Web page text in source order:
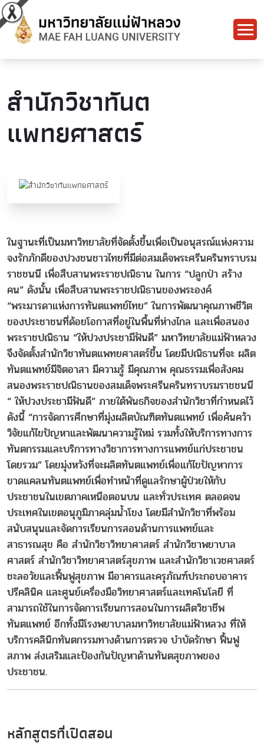
สำนักวิชาทันต
แพทยศาสตร์
ในฐานะที่เป็นมหาวิทยาลัยที่จัดตั้งขึ้นเพื่อเป็นอนุสรณ์แห่งความ
จงรักภักดีของปวงชนชาวไทยที่มีต่อสมเด็จพระศรีนครินทราบรม
ราชชนนี เพื่อสืบสานพระราชปณิธาน ในการ “ปลูกป่า สร้าง
คน” ดังนั้น เพื่อสืบสานพระราชปณิธานของพระองค์
“พระมารดาแห่งการทันตแพทย์ไทย” ในการพัฒนาคุณภาพชีวิต
ของประชาชนที่ด้อยโอกาสที่อยู่ในพื้นที่ห่างไกล และเพื่อสนอง
พระราชปณิธาน “ให้ปวงประชามีฟันดี” มหาวิทยาลัยแม่ฟ้าหลวง
จึงจัดตั้งสำนักวิชาทันตแพทยศาสตร์ขึ้น โดยมีปณิธานที่จะ ผลิต
ทันตแพทย์มีจิตอาสา มีความรู้ มีคุณภาพ คุณธรรมเพื่อสังคม
สนองพระราชปณิธานของสมเด็จพระศรีนครินทราบรมราชชนนี
“ ให้ปวงประชามีฟันดี” ภายใต้พันธกิจของสำนักวิชาที่กำหนดไว้
ดังนี้ “การจัดการศึกษาที่มุ่งผลิตบัณฑิตทันตแพทย์ เพื่อค้นคว้า
วิจัยแก้ไขปัญหาและพัฒนาความรู้ใหม่ รวมทั้งให้บริการทางการ
ทันตกรรมและบริการทางวิชาการทางการแพทย์แก่ประชาชน
โดยรวม” โดยมุ่งหวังที่จะผลิตทันตแพทย์เพื่อแก้ไขปัญหาการ
ขาดแคลนทันตแพทย์เพื่อทำหน้าที่ดูแลรักษาผู้ป่วยให้กับ
ประชาชนในเขตภาคเหนือตอนบน และทั่วประเทศ ตลอดจน
ประเทศในเขตอนุภูมิภาคลุ่มน้ำโขง โดยมีสำนักวิชาที่พร้อม
สนับสนุนและจัดการเรียนการสอนด้านการแพทย์และ
สาธารณสุข คือ สำนักวิชาวิทยาศาสตร์ สำนักวิชาพยาบาล
ศาสตร์ สำนักวิชาวิทยาศาสตร์สุขภาพ และสำนักวิชาเวชศาสตร์
ชะลอวัยและฟื้นฟูสุขภาพ มีอาคารและครุภัณฑ์ประกอบอาคาร
ปรีคลินิค และศูนย์เครื่องมือวิทยาศาสตร์และเทคโนโลยี ที่
สามารถใช้ในการจัดการเรียนการสอนในการผลิตวิชาชีพ
ทันตแพทย์ อีกทั้งมีโรงพยาบาลมหาวิทยาลัยแม่ฟ้าหลวง ที่ให้
บริการคลินิกทันตกรรมทางด้านการตรวจ บำบัดรักษา ฟื้นฟู
สภาพ ส่งเสริมและป้องกันปัญหาด้านทันตสุขภาพของ
ประชาชน.
หลักสูตรที่เปิดสอน